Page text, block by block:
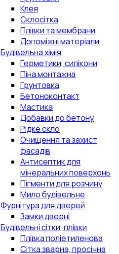
Клея
Склосітка
Плівки та мембрани
Допоміжні матеріали
Будівельна хімія
Герметики, силікони
Піна монтажна
Грунтовка
Бетоноконтакт
Мастика
Добавки до бетону
Рідке скло
Очищення та захист
фасадів
Антисептик для
мінеральних поверхонь
Пігменти для розчину
Мило будівельне
Фурнітура для дверей
Замки дверні
Будівельні сітки, плівки
Плівка поліетиленова
Сітка зварна, просічна